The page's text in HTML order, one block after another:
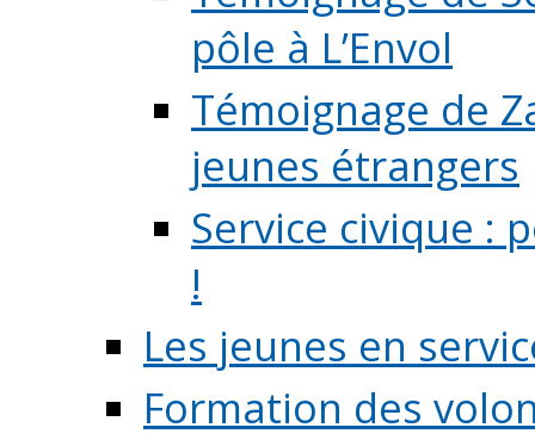
pôle à L’Envol
Témoignage de
jeunes étrangers
Service civique :
!
Les jeunes en
Formation des